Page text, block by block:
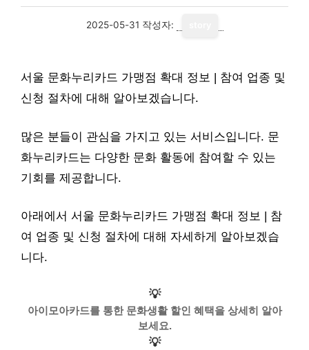
2025-05-31 작성자:
서울 문화누리카드 가맹점 확대 정보 | 참여 업종 및
신청 절차에 대해 알아보겠습니다.
많은 분들이 관심을 가지고 있는 서비스입니다. 문
화누리카드는 다양한 문화 활동에 참여할 수 있는
기회를 제공합니다.
아래에서 서울 문화누리카드 가맹점 확대 정보 | 참
여 업종 및 신청 절차에 대해 자세하게 알아보겠습
니다.
💡
아이모아카드를 통한 문화생활 할인 혜택을 상세히 알아
보세요.
💡